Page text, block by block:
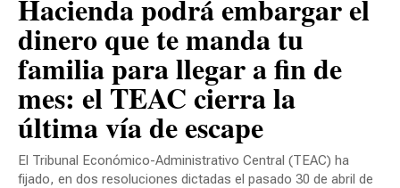
Hacienda podrá embargar el
dinero que te manda tu
familia para llegar a fin de
mes: el TEAC cierra la
última vía de escape
El Tribunal Económico-Administrativo Central (TEAC) ha
fijado, en dos resoluciones dictadas el pasado 30 de abril de